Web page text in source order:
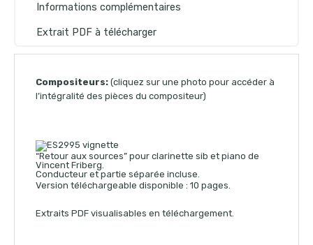
Informations complémentaires
Extrait PDF à télécharger
Compositeurs: (cliquez sur une photo pour accéder à
l’intégralité des pièces du compositeur)
“Retour aux sources” pour clarinette sib et piano de
Vincent Friberg.
Conducteur et partie séparée incluse.
Version téléchargeable disponible : 10 pages.
Extraits PDF visualisables en téléchargement.